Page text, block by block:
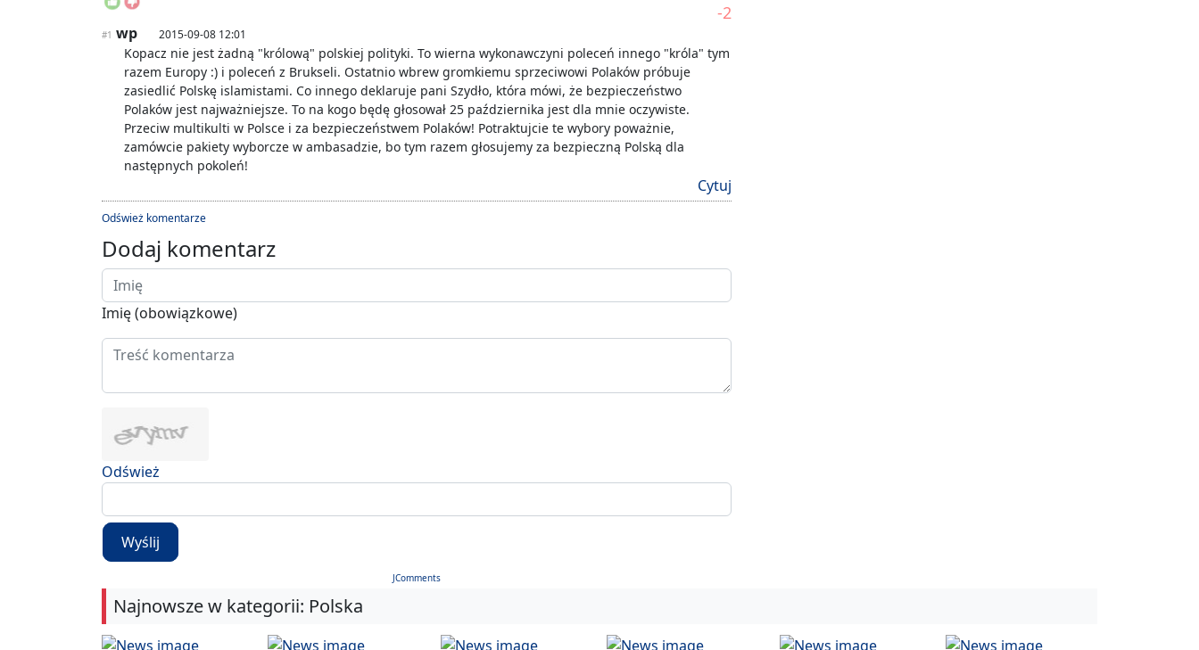
-2
#1 wp 2015-09-08 12:01
Kopacz nie jest żadną "królową" polskiej polityki. To wierna wykonawczyni poleceń innego "króla" tym
razem Europy :) i poleceń z Brukseli. Ostatnio wbrew gromkiemu sprzeciwowi Polaków próbuje
zasiedlić Polskę islamistami. Co innego deklaruje pani Szydło, która mówi, że bezpieczeństwo
Polaków jest najważniejsze. To na kogo będę głosował 25 października jest dla mnie oczywiste.
Przeciw multikulti w Polsce i za bezpieczeństwem Polaków! Potraktujcie te wybory poważnie,
zamówcie pakiety wyborcze w ambasadzie, bo tym razem głosujemy za bezpieczną Polską dla
następnych pokoleń!
Cytuj
Odśwież komentarze
Dodaj komentarz
Imię (obowiązkowe)
Odśwież
Wyślij
JComments
Najnowsze w kategorii: Polska